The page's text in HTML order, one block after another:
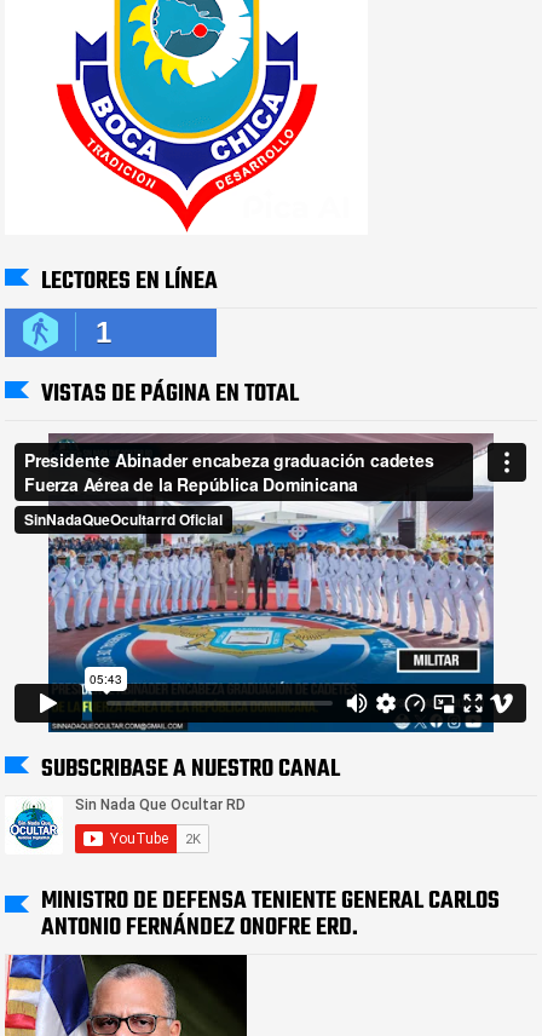
LECTORES EN LÍNEA
1
VISTAS DE PÁGINA EN TOTAL
SUBSCRIBASE A NUESTRO CANAL
MINISTRO DE DEFENSA TENIENTE GENERAL CARLOS
ANTONIO FERNÁNDEZ ONOFRE ERD.